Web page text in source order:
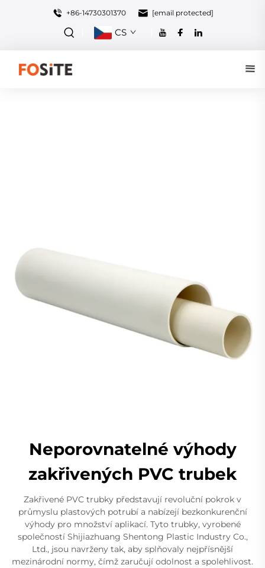
+86-14730301370 [email protected]
CS
Neporovnatelné výhody
zakřivených PVC trubek
Zakřivené PVC trubky představují revoluční pokrok v
průmyslu plastových potrubí a nabízejí bezkonkurenční
výhody pro množství aplikací. Tyto trubky, vyrobené
společností Shijiazhuang Shentong Plastic Industry Co.,
Ltd., jsou navrženy tak, aby splňovaly nejpřísnější
mezinárodní normy, čímž zaručují odolnost a spolehlivost.